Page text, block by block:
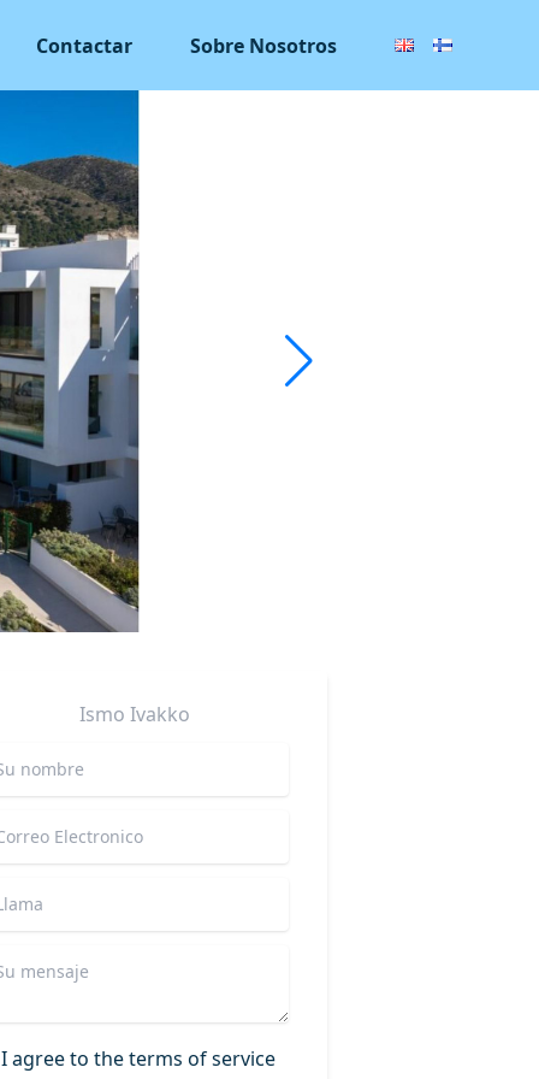
Contactar Sobre Nosotros
Ismo Ivakko
I agree to the terms of service